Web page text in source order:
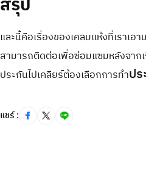
และนี้คือเรื่องของเคลมแห้งที่เราเ
สามารถติดต่อเพื่อซ่อมแซมหลังจาก
ประกันไปเคลียร์ต้องเลือกการทำป
แชร์ :